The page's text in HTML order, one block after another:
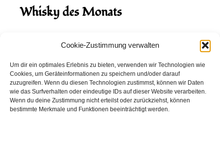
Cookie-Zustimmung verwalten
Um dir ein optimales Erlebnis zu bieten, verwenden wir Technologien wie
Cookies, um Geräteinformationen zu speichern und/oder darauf
zuzugreifen. Wenn du diesen Technologien zustimmst, können wir Daten
wie das Surfverhalten oder eindeutige IDs auf dieser Website verarbeiten.
Wenn du deine Zustimmung nicht erteilst oder zurückziehst, können
bestimmte Merkmale und Funktionen beeinträchtigt werden.
Whisky des Monats
August 2026
Hinch Double Wood
Destillerie:Hinch(Irland)
Single Malt, 43.0%
Peated: Nein